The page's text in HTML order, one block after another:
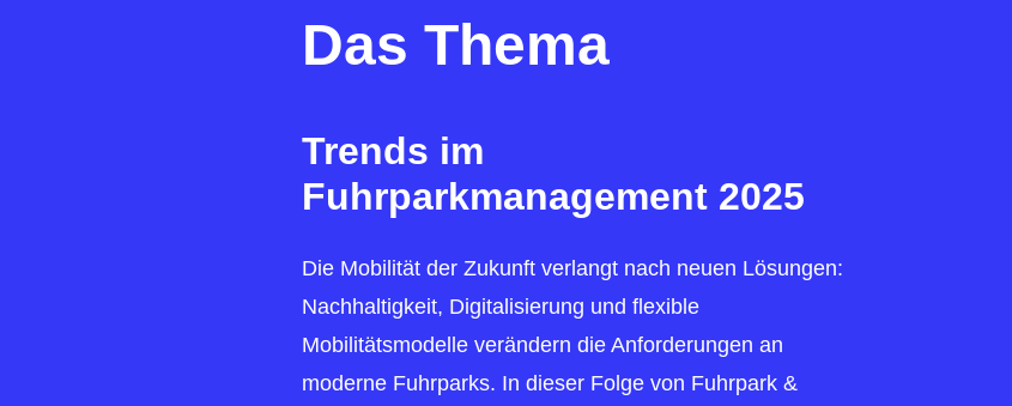
Das Thema
Trends im
Fuhrparkmanagement 2025
Die Mobilität der Zukunft verlangt nach neuen Lösungen:
Nachhaltigkeit, Digitalisierung und flexible
Mobilitätsmodelle verändern die Anforderungen an
moderne Fuhrparks. In dieser Folge von Fuhrpark &